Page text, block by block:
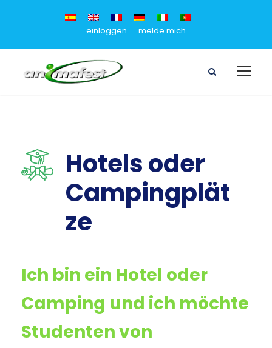
einloggen melde mich
Hotels oder
Campingplät
ze
Ich bin ein Hotel oder
Camping und ich möchte
Studenten von